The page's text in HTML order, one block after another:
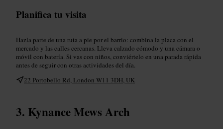
Planifica tu visita
Hazla parte de una ruta a pie por el barrio: combina la placa con el
mercado y las calles cercanas. Lleva calzado cómodo y una cámara o
móvil con batería. Si vas con niños, conviértelo en una parada rápida
antes de seguir con otras actividades del día.
22 Portobello Rd, London W11 3DH, UK
Kynance Mews Arch